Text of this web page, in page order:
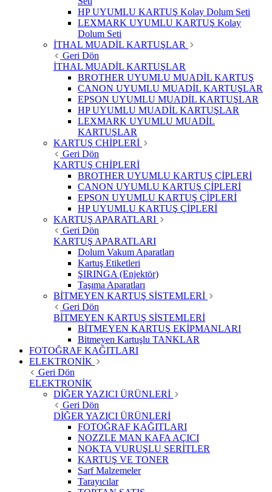
HP UYUMLU KARTUŞ Kolay Dolum Seti
LEXMARK UYUMLU KARTUŞ Kolay
Dolum Seti
İTHAL MUADİL KARTUŞLAR
Geri Dön
İTHAL MUADİL KARTUŞLAR
BROTHER UYUMLU MUADİL KARTUŞ
CANON UYUMLU MUADİL KARTUŞLAR
EPSON UYUMLU MUADİL KARTUŞLAR
HP UYUMLU MUADİL KARTUŞLAR
LEXMARK UYUMLU MUADİL
KARTUŞLAR
KARTUŞ CHİPLERİ
Geri Dön
KARTUŞ CHİPLERİ
BROTHER UYUMLU KARTUŞ ÇİPLERİ
CANON UYUMLU KARTUŞ ÇİPLERİ
EPSON UYUMLU KARTUŞ ÇİPLERİ
HP UYUMLU KARTUŞ ÇİPLERİ
KARTUŞ APARATLARI
Geri Dön
KARTUŞ APARATLARI
Dolum Vakum Aparatları
Kartuş Etiketleri
ŞIRINGA (Enjektör)
Taşıma Aparatları
BİTMEYEN KARTUŞ SİSTEMLERİ
Geri Dön
BİTMEYEN KARTUŞ SİSTEMLERİ
BİTMEYEN KARTUŞ EKİPMANLARI
Bitmeyen Kartuşlu TANKLAR
FOTOĞRAF KAĞITLARI
ELEKTRONİK
Geri Dön
ELEKTRONİK
DİĞER YAZICI ÜRÜNLERİ
Geri Dön
DİĞER YAZICI ÜRÜNLERİ
FOTOĞRAF KAĞITLARI
NOZZLE MAN KAFA AÇICI
NOKTA VURUŞLU ŞERİTLER
KARTUŞ VE TONER
Sarf Malzemeler
Tarayıcılar